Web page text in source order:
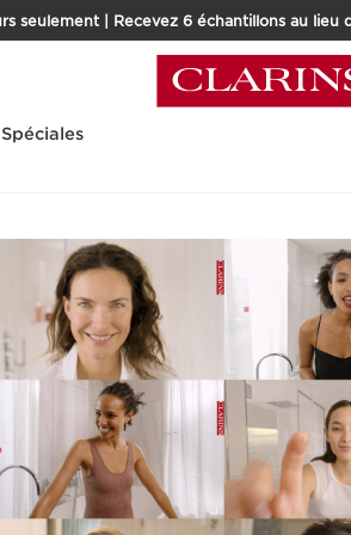
seulement | Recevez 6 échantillons au lieu